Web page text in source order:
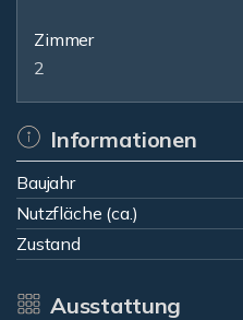
Zimmer
2
Informationen
Baujahr
Nutzfläche (ca.)
Zustand
Ausstattung